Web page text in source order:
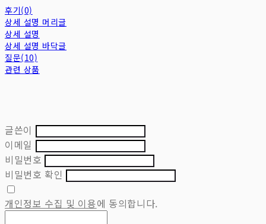
후기(0)
상세 설명 머리글
상세 설명
상세 설명 바닥글
질문(10)
관련 상품
글쓴이
이메일
비밀번호
비밀번호 확인
개인정보 수집 및 이용에 동의합니다.